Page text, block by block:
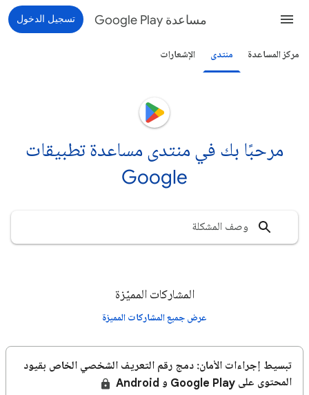
مساعدة Google Play تسجيل الدخول
مركز المساعدة منتدى الإشعارات
مرحبًا بك في منتدى مساعدة تطبيقات
Google
المشاركات المميّزة
عرض جميع المشاركات المميزة
تبسيط إجراءات الأمان: دمج رقم التعريف الشخصي الخاص بقيود
المحتوى على Google Play و Android